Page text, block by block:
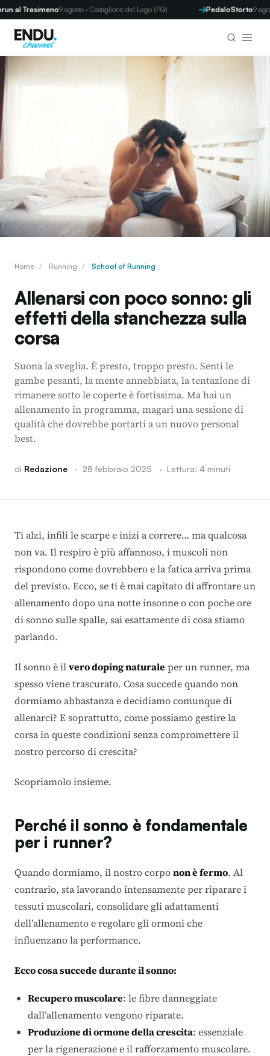
9 agosto · Castiglione del Lago (PG) PedaloStorto9 agosto ·
Home / Running / School of Running
Allenarsi con poco sonno: gli
effetti della stanchezza sulla
corsa
Suona la sveglia. È presto, troppo presto. Senti le
gambe pesanti, la mente annebbiata, la tentazione di
rimanere sotto le coperte è fortissima. Ma hai un
allenamento in programma, magari una sessione di
qualità che dovrebbe portarti a un nuovo personal
best.
di Redazione · 28 febbraio 2025 · Lettura: 4 minuti
Ti alzi, infili le scarpe e inizi a correre… ma qualcosa
non va. Il respiro è più affannoso, i muscoli non
rispondono come dovrebbero e la fatica arriva prima
del previsto. Ecco, se ti è mai capitato di affrontare un
allenamento dopo una notte insonne o con poche ore
di sonno sulle spalle, sai esattamente di cosa stiamo
parlando.
Il sonno è ilvero doping naturaleper un runner, ma
spesso viene trascurato. Cosa succede quando non
dormiamo abbastanza e decidiamo comunque di
allenarci? E soprattutto, come possiamo gestire la
corsa in queste condizioni senza compromettere il
nostro percorso di crescita?
Scopriamolo insieme.
Perché il sonno è fondamentale
per i runner?
Quando dormiamo, il nostro corponon è fermo. Al
contrario, sta lavorando intensamente per riparare i
tessuti muscolari, consolidare gli adattamenti
dell’allenamento e regolare gli ormoni che
influenzano la performance.
Ecco cosa succede durante il sonno:
Recupero muscolare: le fibre danneggiate
dall’allenamento vengono riparate.
Produzione di ormone della crescita: essenziale
per la rigenerazione e il rafforzamento muscolare.